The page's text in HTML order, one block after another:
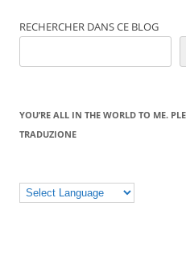
articles
RECHERCHER DANS CE BLOG
YOU’RE ALL IN THE WORLD TO ME.
TRADUZIONE